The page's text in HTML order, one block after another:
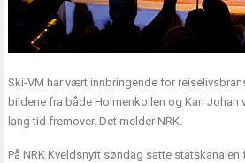
Ski-VM har vært innbringende for
bildene fra både Holmenkollen og Karl Johan
lang tid fremover. Det melder NRK.
På NRK Kveldsnytt søndag satte